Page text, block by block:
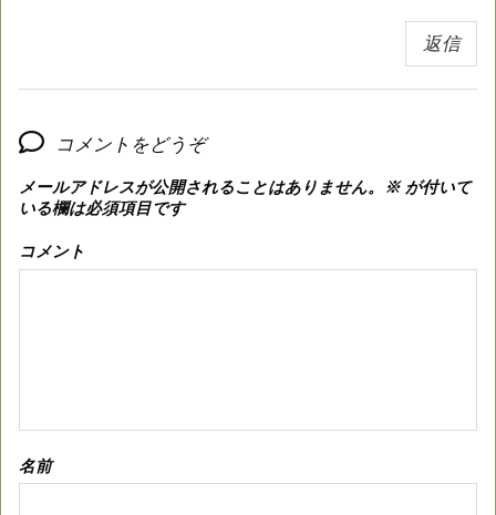
返信
コメントをどうぞ
メールアドレスが公開されることはありません。 ※が付いて
いる欄は必須項目です
コメント
名前